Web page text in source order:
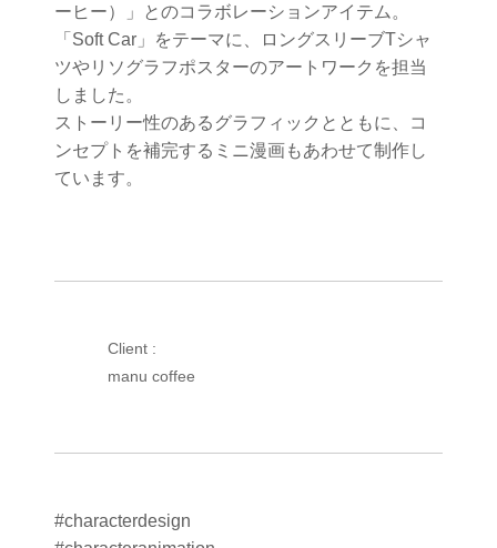
ーヒー）」とのコラボレーションアイテム。
「Soft Car」をテーマに、ロングスリーブTシャ
ツやリソグラフポスターのアートワークを担当
しました。
ストーリー性のあるグラフィックとともに、コ
ンセプトを補完するミニ漫画もあわせて制作し
ています。
Client :
manu coffee
#characterdesign